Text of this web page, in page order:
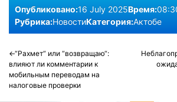
Опубликовано:16 July 2025Время:
Рубрика:НовостиКатегория:Актобе
Post
navigation
“Рахмет“ или “возвращаю“:
влияют ли комментарии к
мобильным переводам на
налоговые проверки